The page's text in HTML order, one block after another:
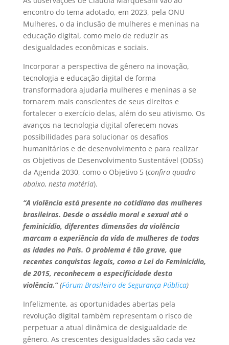
encontro do tema adotado, em 2023, pela ONU
Mulheres, o da inclusão de mulheres e meninas na
educação digital, como meio de reduzir as
desigualdades econômicas e sociais.
Incorporar a perspectiva de gênero na inovação,
tecnologia e educação digital de forma
transformadora ajudaria mulheres e meninas a se
tornarem mais conscientes de seus direitos e
fortalecer o exercício delas, além do seu ativismo. Os
avanços na tecnologia digital oferecem novas
possibilidades para solucionar os desafios
humanitários e de desenvolvimento e para realizar
os Objetivos de Desenvolvimento Sustentável (ODSs)
da Agenda 2030, como o Objetivo 5 (confira quadro
abaixo, nesta matéria).
“A violência está presente no cotidiano das mulheres
brasileiras. Desde o assédio moral e sexual até o
feminicídio, diferentes dimensões da violência
marcam a experiência da vida de mulheres de todas
as idades no País. O problema é tão grave, que
recentes conquistas legais, como a Lei do Feminicídio,
de 2015, reconhecem a especificidade desta
violência.”(Fórum Brasileiro de Segurança Pública)
Infelizmente, as oportunidades abertas pela
revolução digital também representam o risco de
perpetuar a atual dinâmica de desigualdade de
gênero. As crescentes desigualdades são cada vez